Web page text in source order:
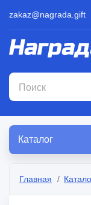
zakaz@nagrada.gift
Каталог
Главная